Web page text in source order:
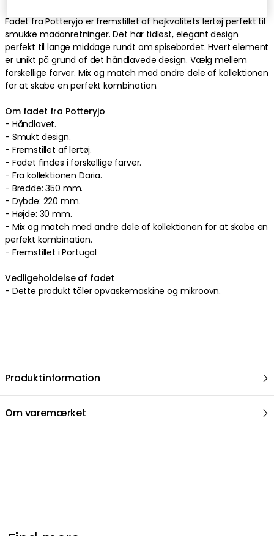
Fadet fraPotteryjo er fremstillet af højkvalitets lertøjperfekt til
smukke madanretninger. Det har tidløst, elegant design
perfekt til lange middage rundt om spisebordet.Hvert element
er unikt på grund af det håndlavede design. Vælg mellem
forskellige farver. Mix og match med andre dele af kollektionen
for at skabe en perfekt kombination.
Om fadet fra Potteryjo
- Håndlavet.
- Smukt design.
- Fremstillet aflertøj.
- Fadet findes i forskellige farver.
- Fra kollektionen Daria.
- Bredde: 350 mm.
- Dybde: 220 mm.
- Højde: 30 mm.
- Mix og match med andre dele af kollektionen for at skabe en
perfekt kombination.
- Fremstillet i Portugal
Vedligeholdelse af fadet
- Dette produkt tåler opvaskemaskine og mikroovn.
Produktinformation
Om varemærket